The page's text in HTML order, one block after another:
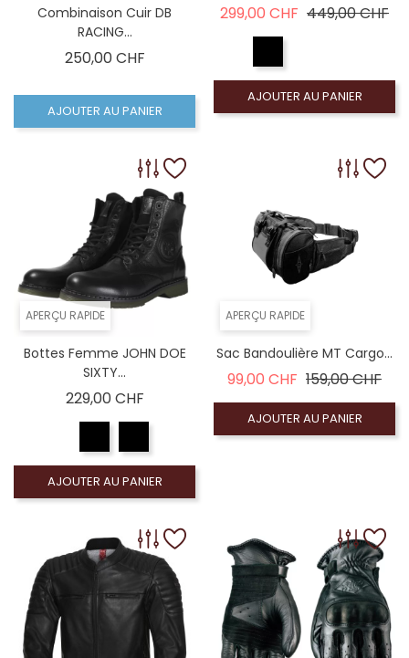
Combinaison Cuir DB
RACING...
250,00 CHFPrix
AJOUTER AU PANIER
299,00 CHF Prix de base
449,00 CHF
AJOUTER AU PANIER
APERÇU RAPIDE
Bottes Femme JOHN DOE
SIXTY...
229,00 CHFPrix
AJOUTER AU PANIER
APERÇU RAPIDE
Sac Bandoulière MT Cargo...
99,00 CHF Prix de base
159,00 CHFPrix
AJOUTER AU PANIER